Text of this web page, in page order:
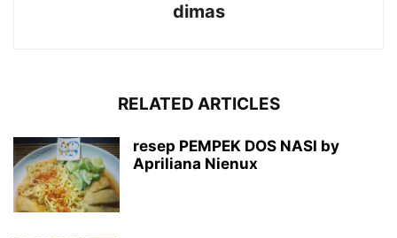
dimas
RELATED ARTICLES
resep PEMPEK DOS NASI by
Apriliana Nienux